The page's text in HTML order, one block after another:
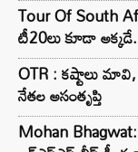
Tour Of South
టీ20లు కూడా
OTR : కష్టాలు
నేతల అసంతృప్తి
Mohan